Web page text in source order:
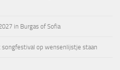
in Burgas of Sofia
op wensenlijstje staan